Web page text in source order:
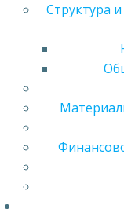
Структура